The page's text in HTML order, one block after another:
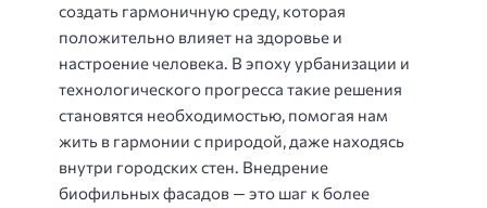
создать гармоничную среду, которая
положительно влияет на здоровье и
настроение человека. В эпоху урбанизации и
технологического прогресса такие решения
становятся необходимостью, помогая нам
жить в гармонии с природой, даже находясь
внутри городских стен. Внедрение
биофильных фасадов — это шаг к более